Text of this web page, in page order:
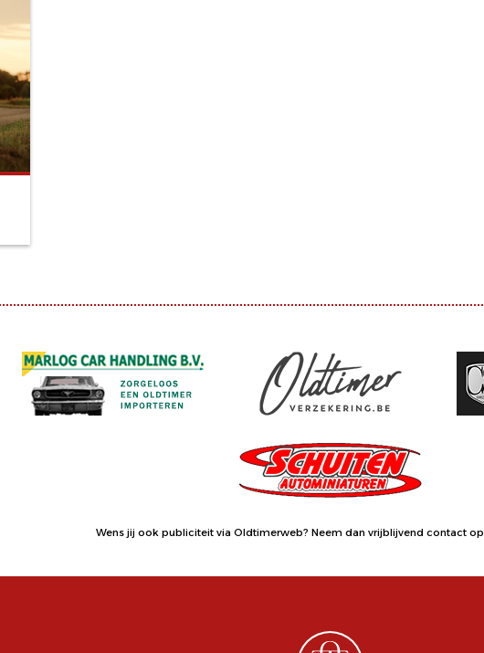
Wens jij ook publiciteit via Oldtimerweb? Neem dan vrijblijvend contact op